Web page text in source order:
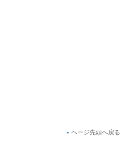
ページ先頭へ戻る